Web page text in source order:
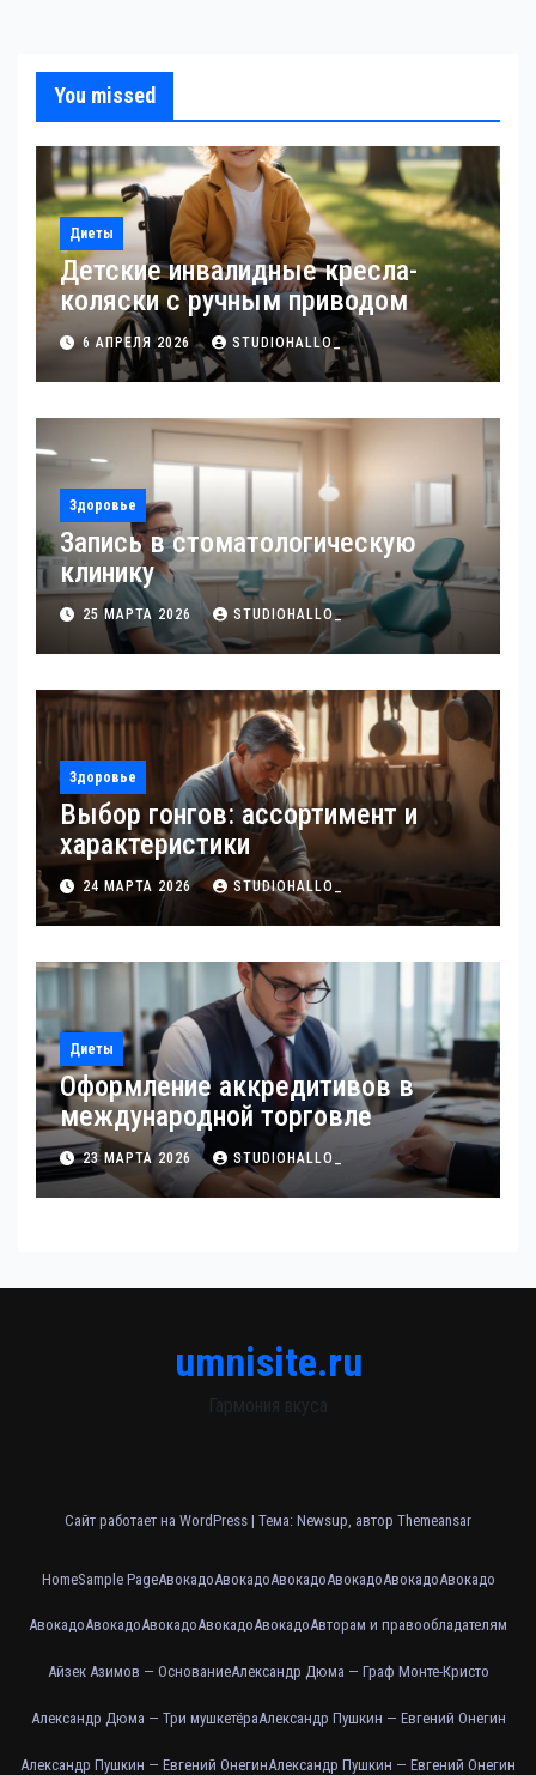
You missed
Диеты
Детские инвалидные кресла-
коляски с ручным приводом
6 АПРЕЛЯ 2026 STUDIOHALLO_
Здоровье
Запись в стоматологическую
клинику
25 МАРТА 2026 STUDIOHALLO_
Здоровье
Выбор гонгов: ассортимент и
характеристики
24 МАРТА 2026 STUDIOHALLO_
Диеты
Оформление аккредитивов в
международной торговле
23 МАРТА 2026 STUDIOHALLO_
umnisite.ru
Гармония вкуса
Сайт работает на WordPress | Тема: Newsup, автор Themeansar
HomeSample PageАвокадоАвокадоАвокадоАвокадоАвокадоАвокадо
АвокадоАвокадоАвокадоАвокадоАвокадоАвторам и правообладателям
Айзек Азимов — ОснованиеАлександр Дюма — Граф Монте-Кристо
Александр Дюма — Три мушкетёраАлександр Пушкин — Евгений Онегин
Александр Пушкин — Евгений ОнегинАлександр Пушкин — Евгений Онегин